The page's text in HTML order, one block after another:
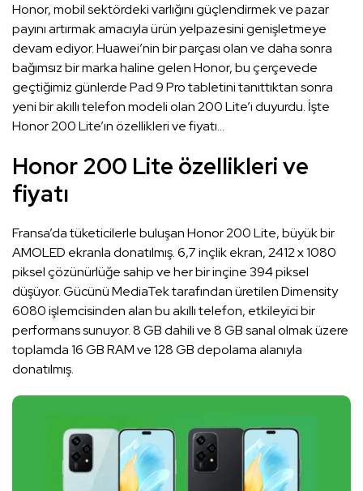
Honor, mobil sektördeki varlığını güçlendirmek ve pazar
payını artırmak amacıyla ürün yelpazesini genişletmeye
devam ediyor. Huawei’nin bir parçası olan ve daha sonra
bağımsız bir marka haline gelen Honor, bu çerçevede
geçtiğimiz günlerde Pad 9 Pro tabletini tanıttıktan sonra
yeni bir akıllı telefon modeli olan 200 Lite’ı duyurdu. İşte
Honor 200 Lite’ın özellikleri ve fiyatı…
Honor 200 Lite özellikleri ve
fiyatı
Fransa’da tüketicilerle buluşan Honor 200 Lite, büyük bir
AMOLED ekranla donatılmış. 6,7 inçlik ekran, 2412 x 1080
piksel çözünürlüğe sahip ve her bir inçine 394 piksel
düşüyor. Gücünü MediaTek tarafından üretilen Dimensity
6080 işlemcisinden alan bu akıllı telefon, etkileyici bir
performans sunuyor. 8 GB dahili ve 8 GB sanal olmak üzere
toplamda 16 GB RAM ve 128 GB depolama alanıyla
donatılmış.